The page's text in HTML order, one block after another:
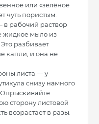
или «зелёное
чуть пористым.
рабочий раствор
жидкое мыло из
Это разбивает
капли, и она не
листа — у
снизу намного
Опрыскивайте
сторону листовой
возрастает в разы.